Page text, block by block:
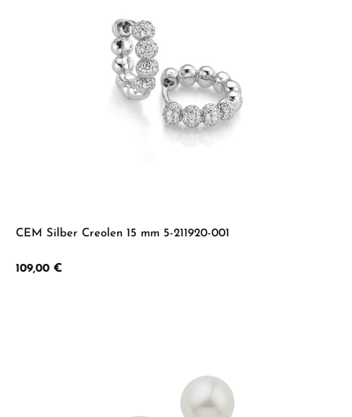
CEM Silber Creolen 15 mm 5-211920-001
Regulärer Preis:
109,00 €